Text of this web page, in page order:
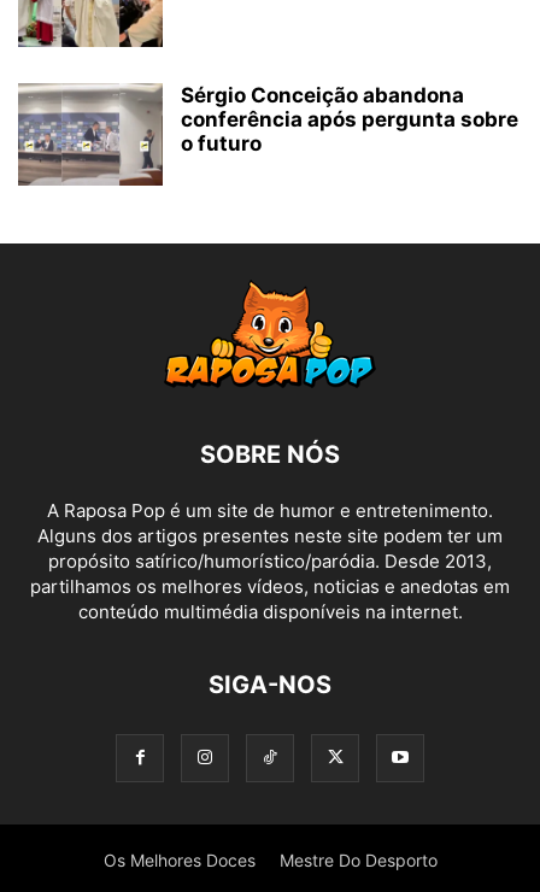
Sérgio Conceição abandona
conferência após pergunta sobre
o futuro
SOBRE NÓS
A Raposa Pop é um site de humor e entretenimento.
Alguns dos artigos presentes neste site podem ter um
propósito satírico/humorístico/paródia. Desde 2013,
partilhamos os melhores vídeos, noticias e anedotas em
conteúdo multimédia disponíveis na internet.
SIGA-NOS
Os Melhores Doces Mestre Do Desporto